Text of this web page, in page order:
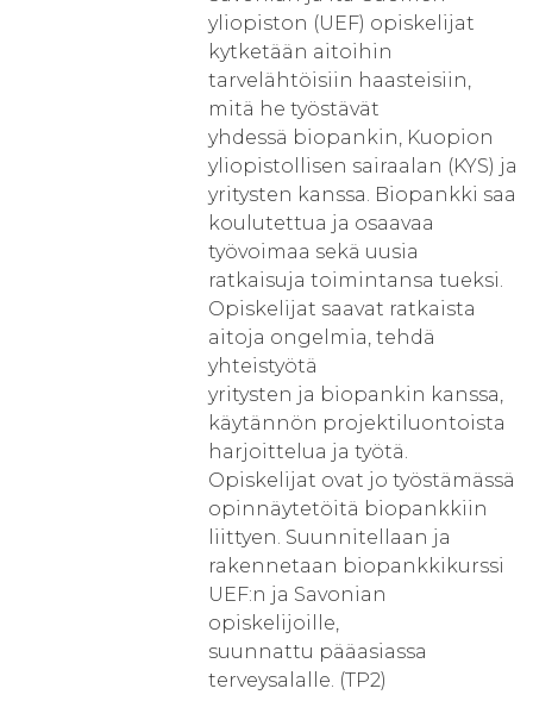
yliopiston (UEF) opiskelijat
kytketään aitoihin
tarvelähtöisiin haasteisiin,
mitä he työstävät
yhdessä biopankin, Kuopion
yliopistollisen sairaalan (KYS) ja
yritysten kanssa. Biopankki saa
koulutettua ja osaavaa
työvoimaa sekä uusia
ratkaisuja toimintansa tueksi.
Opiskelijat saavat ratkaista
aitoja ongelmia, tehdä
yhteistyötä
yritysten ja biopankin kanssa,
käytännön projektiluontoista
harjoittelua ja työtä.
Opiskelijat ovat jo työstämässä
opinnäytetöitä biopankkiin
liittyen. Suunnitellaan ja
rakennetaan biopankkikurssi
UEF:n ja Savonian
opiskelijoille,
suunnattu pääasiassa
terveysalalle. (TP2)